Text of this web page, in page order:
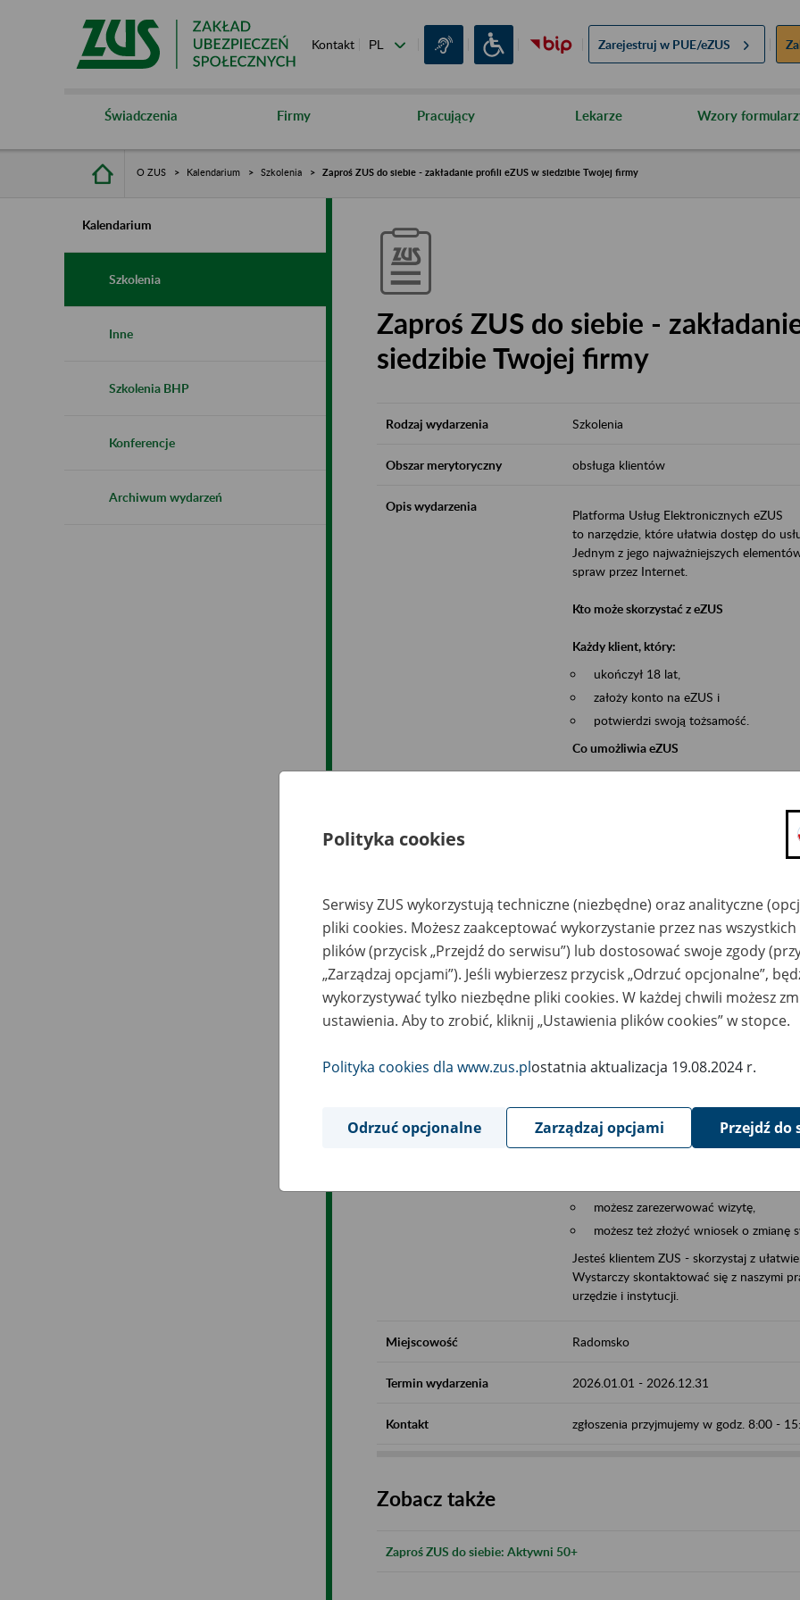
Kontakt Zarejestruj w PUE/eZUS
Świadczenia Firmy Pracujący Lekarze Wzory
O ZUS Kalendarium Szkolenia Zaproś ZUS do siebie - zakładanie profili eZUS w siedzibie Twojej firmy
Kalendarium
Szkolenia
Inne
Szkolenia BHP
Konferencje
Archiwum wydarzeń
Zaproś ZUS do siebie -
siedzibie Twojej firmy
Rodzaj wydarzenia Szkolenia
Obszar merytoryczny obsługa klientów
Opis wydarzenia
Platforma Usług Elektronicznych eZUS
to narzędzie, które ułatwia dostęp do
Jednym z jego najważniejszych
spraw przez Internet.
Kto może skorzystać z eZUS
Każdy klient, który:
ukończył 18 lat,
założy konto na eZUS i
potwierdzi swoją tożsamość.
Co umożliwia eZUS
wgląd do danych zgromadzonych w
składanie wniosków i otrzymywanie
zadawanie pytań i otrzymywanie
Jeśli jesteś osobą ubezpieczoną (np.
możesz sprawdzić swoje dane
masz dostęp do informacji o stanie
masz dostęp do informacji o
Jeśli jesteś płatnikiem składek (np.
możesz skorzystać z aplikacji
ubezpieczeń, wypełnisz i
ZUS,
możesz złożyć wniosek o wydanie
masz dostęp do zwolnień lekarskich
Jeśli jesteś świadczeniobiorcą
masz dostęp m.in. do formularza
do formularza PIT 40A, czyli
możesz zarezerwować wizytę,
możesz też złożyć wniosek o zmianę
Jesteś klientem ZUS - skorzystaj z
Wystarczy skontaktować się z naszymi
urzędzie i instytucji.
Miejscowość Radomsko
Termin wydarzenia 2026.01.01 - 2026.12.31
Kontakt zgłoszenia przyjmujemy w godz. 8:00 -
Zobacz także
Zaproś ZUS do siebie: Aktywni 50+
Polityka cookies
Serwisy ZUS wykorzystują techniczne (niezbędne) oraz analityczne
pliki cookies. Możesz zaakceptować wykorzystanie przez nas
plików (przycisk „Przejdź do serwisu”) lub dostosować swoje zgody
„Zarządzaj opcjami”). Jeśli wybierzesz przycisk „Odrzuć opcjonalne”,
wykorzystywać tylko niezbędne pliki cookies. W każdej chwili możesz
ustawienia. Aby to zrobić, kliknij „Ustawienia plików cookies” w stopce.
Polityka cookies dla www.zus.plostatnia aktualizacja 19.08.2024 r.
Odrzuć opcjonalne Zarządzaj opcjami Przejdź do